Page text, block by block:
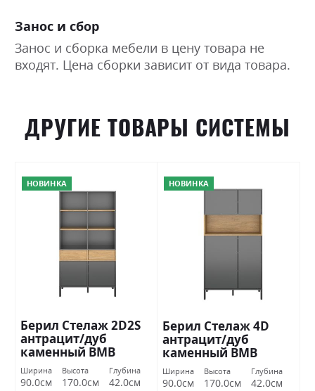
Занос и сбор
Занос и сборка мебели в цену товара не
входят. Цена сборки зависит от вида товара.
ДРУГИЕ ТОВАРЫ СИСТЕМЫ
НОВИНКА
Берил Стелаж 2D2S
антрацит/дуб
каменный ВМВ
Холдинг
Ширина
90.0см
Высота
170.0см
Глубина
42.0см
НОВИНКА
Берил Стелаж 4D
антрацит/дуб
каменный ВМВ
Холдинг
Ширина
90.0см
Высота
170.0см
Глубина
42.0см